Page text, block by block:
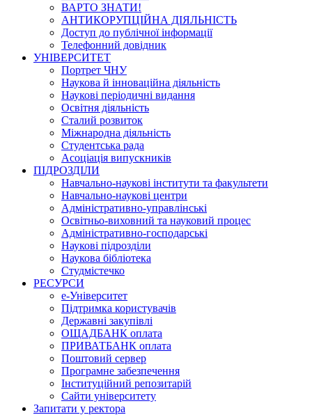
ВАРТО ЗНАТИ!
АНТИКОРУПЦІЙНА ДІЯЛЬНІСТЬ
Доступ до публічної інформації
Телефонний довідник
УНІВЕРСИТЕТ
Портрет ЧНУ
Наукова й інноваційна діяльність
Наукові періодичні видання
Освітня діяльність
Сталий розвиток
Міжнародна діяльність
Студентська рада
Асоціація випускників
ПІДРОЗДІЛИ
Навчально-наукові інститути та факультети
Навчально-наукові центри
Адміністративно-управлінські
Освітньо-виховний та науковий процес
Адміністративно-господарські
Наукові підрозділи
Наукова бібліотека
Студмістечко
РЕСУРСИ
е-Університет
Підтримка користувачів
Державні закупівлі
ОЩАДБАНК оплата
ПРИВАТБАНК оплата
Поштовий сервер
Програмне забезпечення
Інституційний репозитарій
Сайти університету
Запитати у ректора